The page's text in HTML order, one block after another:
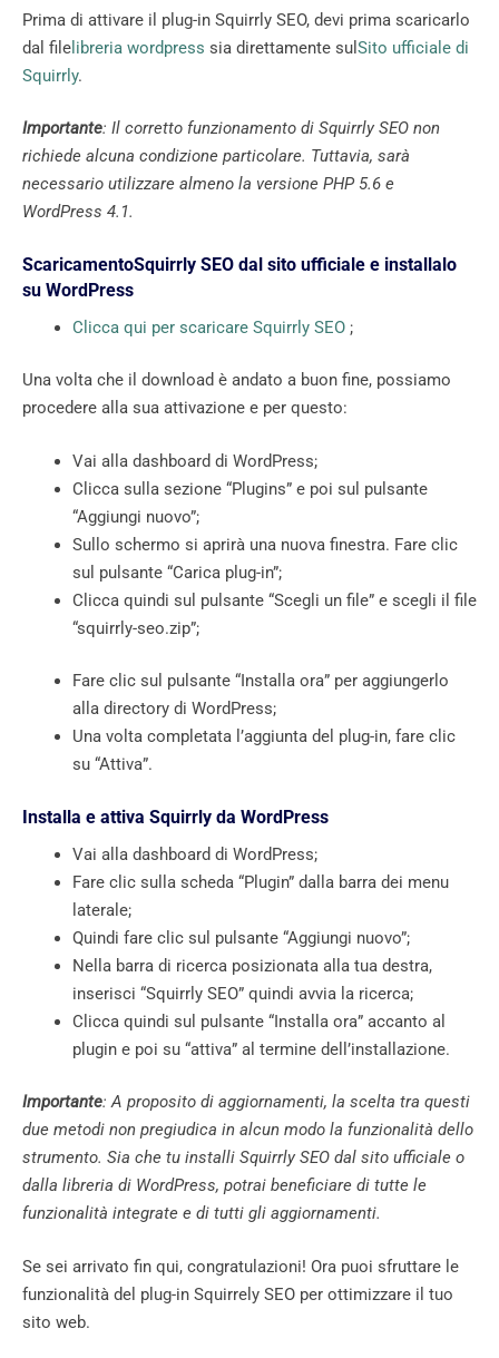
Prima di attivare il plug-in Squirrly SEO, devi prima scaricarlo
dal file libreria wordpress sia direttamente sul Sito ufficiale di
Squirrly.
Importante: Il corretto funzionamento di Squirrly SEO non
richiede alcuna condizione particolare. Tuttavia, sarà
necessario utilizzare almeno la versione PHP 5.6 e
WordPress 4.1.
ScaricamentoSquirrly SEO dal sito ufficiale e installalo
su WordPress
Clicca qui per scaricare Squirrly SEO ;
Una volta che il download è andato a buon fine, possiamo
procedere alla sua attivazione e per questo:
Vai alla dashboard di WordPress;
Clicca sulla sezione “Plugins” e poi sul pulsante
“Aggiungi nuovo”;
Sullo schermo si aprirà una nuova finestra. Fare clic
sul pulsante “Carica plug-in”;
Clicca quindi sul pulsante “Scegli un file” e scegli il file
“squirrly-seo.zip”;
Fare clic sul pulsante “Installa ora” per aggiungerlo
alla directory di WordPress;
Una volta completata l’aggiunta del plug-in, fare clic
su “Attiva”.
Installa e attiva Squirrly da WordPress
Vai alla dashboard di WordPress;
Fare clic sulla scheda “Plugin” dalla barra dei menu
laterale;
Quindi fare clic sul pulsante “Aggiungi nuovo”;
Nella barra di ricerca posizionata alla tua destra,
inserisci “Squirrly SEO” quindi avvia la ricerca;
Clicca quindi sul pulsante “Installa ora” accanto al
plugin e poi su “attiva” al termine dell’installazione.
Importante: A proposito di aggiornamenti, la scelta tra questi
due metodi non pregiudica in alcun modo la funzionalità dello
strumento. Sia che tu installi Squirrly SEO dal sito ufficiale o
dalla libreria di WordPress, potrai beneficiare di tutte le
funzionalità integrate e di tutti gli aggiornamenti.
Se sei arrivato fin qui, congratulazioni! Ora puoi sfruttare le
funzionalità del plug-in Squirrely SEO per ottimizzare il tuo
sito web.